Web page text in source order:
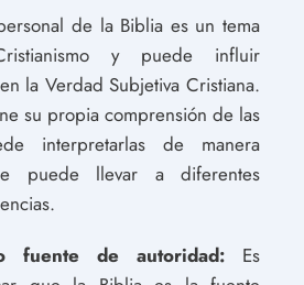
de la Biblia es un tema
y puede influir
la Verdad Subjetiva Cristiana.
su propia comprensión de las
interpretarlas de manera
puede llevar a diferentes
fuente de autoridad: Es